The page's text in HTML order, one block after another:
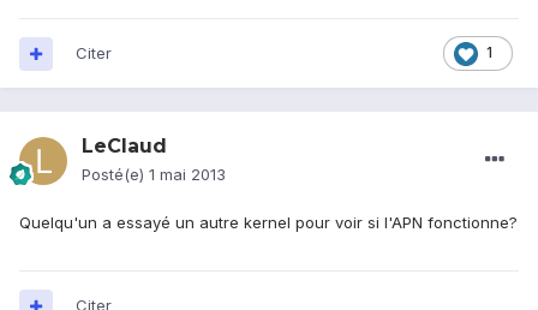
1
Citer
LeClaud
Posté(e) 1 mai 2013
Quelqu'un a essayé un autre kernel pour voir si l'APN fonctionne?
Citer